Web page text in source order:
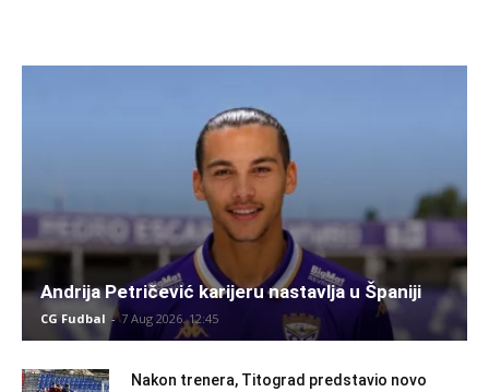
Andrija Petričević karijeru nastavlja u Španiji
CG Fudbal - 7 Aug 2026. 12:45
Nakon trenera, Titograd predstavio novo